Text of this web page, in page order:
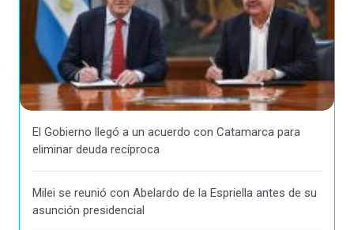
El Gobierno llegó a un acuerdo con Catamarca para
eliminar deuda recíproca
Milei se reunió con Abelardo de la Espriella antes de su
asunción presidencial